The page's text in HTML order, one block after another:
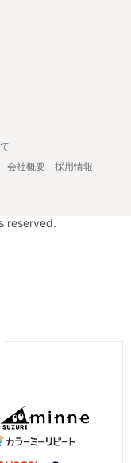
会社概要
採用情報
reserved.